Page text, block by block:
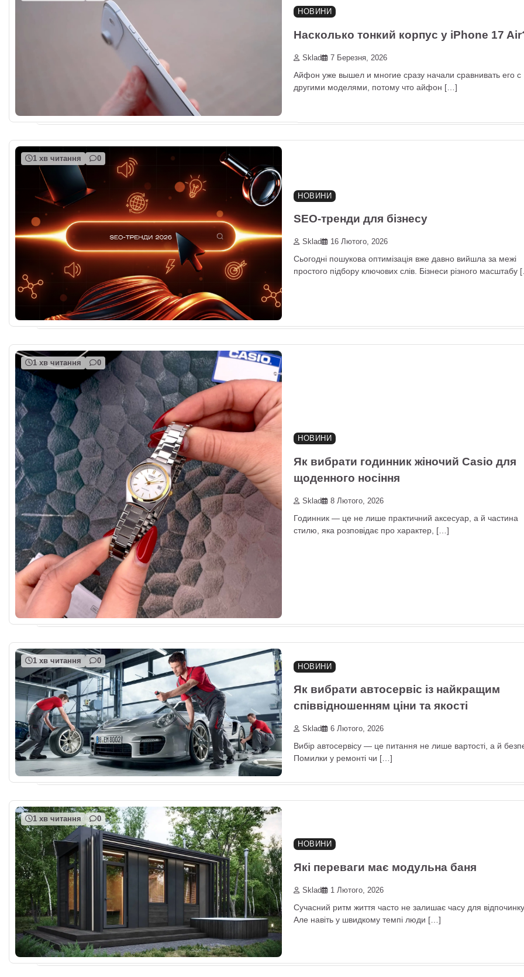
НОВИНИ
Насколько тонкий корпус у iPhone 17
Sklad 7 Березня, 2026
Айфон уже вышел и многие сразу начали сравнивать его с
другими моделями, потому что айфон […]
1 хв читання 0
НОВИНИ
SEO-тренди для бізнесу
Sklad 16 Лютого, 2026
Сьогодні пошукова оптимізація вже давно вийшла за межі
простого підбору ключових слів. Бізнеси різного масштабу
1 хв читання 0
НОВИНИ
Як вибрати годинник жіночий Casio для
щоденного носіння
Sklad 8 Лютого, 2026
Годинник — це не лише практичний аксесуар, а й частина
стилю, яка розповідає про характер, […]
1 хв читання 0
НОВИНИ
Як вибрати автосервіс із найкращим
співвідношенням ціни та якості
Sklad 6 Лютого, 2026
Вибір автосервісу — це питання не лише вартості, а й
Помилки у ремонті чи […]
1 хв читання 0
НОВИНИ
Які переваги має модульна баня
Sklad 1 Лютого, 2026
Сучасний ритм життя часто не залишає часу для
Але навіть у швидкому темпі люди […]